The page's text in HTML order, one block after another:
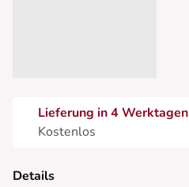
Lieferung in 4 Werktagen
Kostenlos
Details